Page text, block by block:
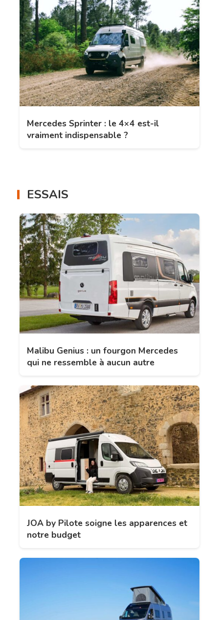
Mercedes Sprinter : le 4×4 est-il
vraiment indispensable ?
ESSAIS
Malibu Genius : un fourgon Mercedes
qui ne ressemble à aucun autre
JOA by Pilote soigne les apparences et
notre budget